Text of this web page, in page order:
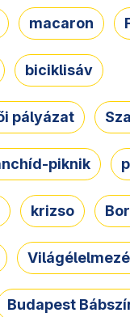
macaron
biciklisáv
pályázat
piknik
krizso
Budapest